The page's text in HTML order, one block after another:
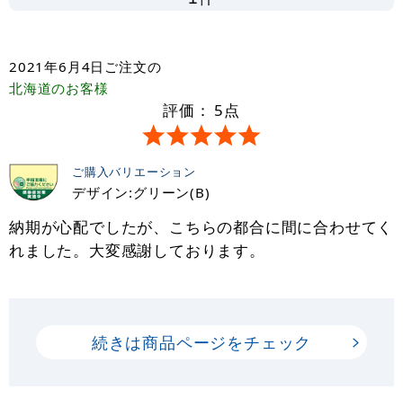
2021年6月4日 ご注文の
北海道のお客様
評価： 5点
ご購入バリエーション
デザイン:グリーン(B)
納期が心配でしたが、こちらの都合に間に合わせてく
れました。大変感謝しております。
続きは商品ページをチェック